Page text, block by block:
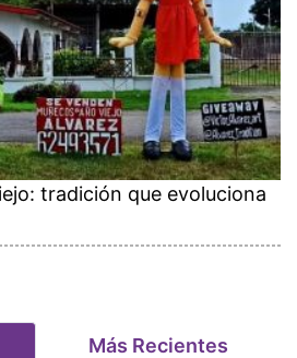
tradición que evoluciona
Más Recientes